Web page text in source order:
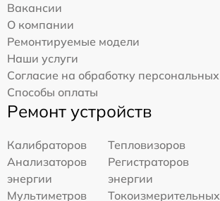
Вакансии
О компании
Ремонтируемые модели
Наши услуги
Согласие на обработку
Способы оплаты
Ремонт устройств
Калибраторов
Тепловизоров
Анализаторов
энергии
Регистраторов
энергии
Мультиметров
Токоизмерительных